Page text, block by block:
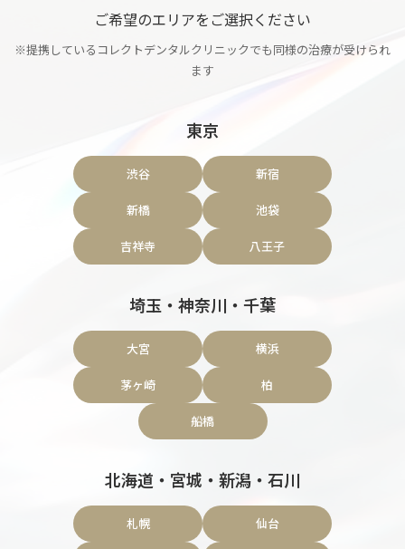
ご希望のエリアをご選択ください
※提携しているコレクトデンタルクリニックでも同様の治療が受けられ
ます
東京
渋谷 新宿
新橋 池袋
吉祥寺 八王子
埼玉・神奈川・千葉
大宮 横浜
茅ヶ崎 柏
船橋
北海道・宮城・新潟・石川
札幌 仙台